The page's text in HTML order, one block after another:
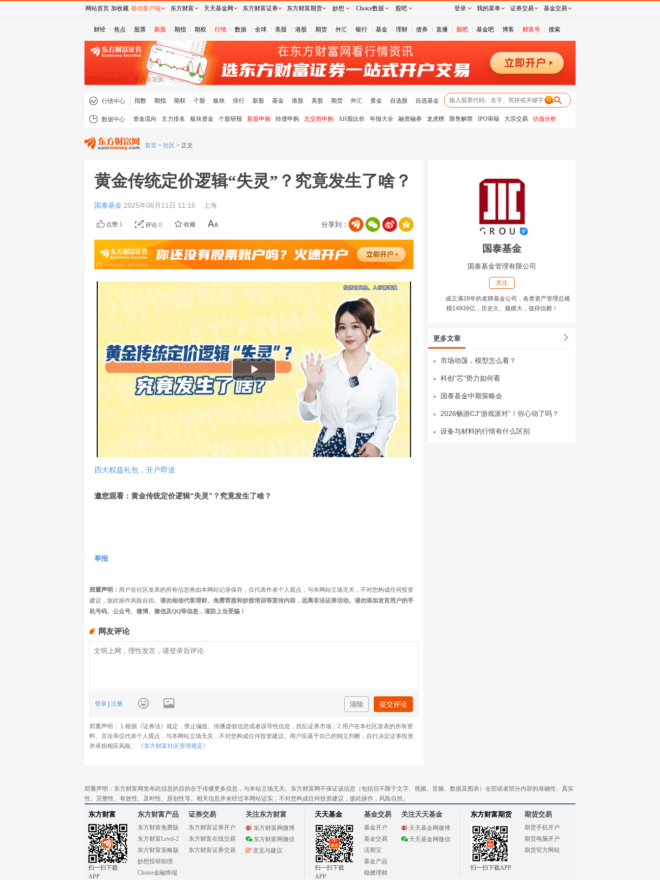
财经 焦点 股票 新股 期指 期权 行情 数据 全球 美股 港股 期货 外汇 银行 基金 理财 债券 直播 股吧 基金吧 博客 财富号 搜索
行情中心 指数 期指 期权 个股 板块 排行 新股 基金 港股 美股 期货 外汇 黄金 自选股 自选基金 0
数据中心 资金流向 主力排名 板块资金 个股研报 新股申购 转债申购 北交所申购 AH股比价 年报大全 融资融券 龙虎榜 限售解禁 IPO审核 大宗交易 估值分析
首页 > 社区 > 正文
黄金传统定价逻辑“失灵”？究竟发生了啥？
国泰基金 2025年06月11日 11:16 上海
分享到：
点赞 1 评论 0 收藏
播
视
频
四大权益礼包，开户即送
邀您观看：黄金传统定价逻辑“失灵”？究竟发生了啥？
举报
郑重声明： 用户在社区发表的所有信息将由本网站记录保存，仅代表作者个人观点，与本网站立场无关，不对您构成任何投资
建议，据此操作风险自担。 请勿相信代客理财、免费荐股和炒股培训等宣传内容，远离非法证券活动。请勿添加发言用户的手
机号码、公众号、微博、微信及QQ等信息，谨防上当受骗！
网友评论
登录 注册 清除 提交评论
郑重声明： 1.根据《证券法》规定，禁止编造、传播虚假信息或者误导性信息，扰乱证券市场；2.用户在本社区发表的所有资
料、言论等仅代表个人观点，与本网站立场无关，不对您构成任何投资建议。用户应基于自己的独立判断，自行决定证券投资
并承担相应风险。
《东方财富社区管理规定》
国泰基金
国泰基金管理有限公司
关注
成立满28年的老牌基金公司，各类资产管理总规
模14939亿，历史久、规模大，值得信赖！
更多文章
市场动荡，模型怎么看？
科创“芯”势力如何看
国泰基金中期策略会
2026畅游CJ“游戏派对”！你心动了吗？
设备与材料的行情有什么区别
郑重声明：东方财富网发布此信息的目的在于传播更多信息，与本站立场无关。东方财富网不保证该信息（包括但不限于文字、视频、音频、数据及图表）全部或者部分内容的准确性、真实
性、完整性、有效性、及时性、原创性等。相关信息并未经过本网站证实，不对您构成任何投资建议，据此操作，风险自担。
东方财富
扫一扫下载
APP
东方财富产品
东方财富免费版
东方财富Level-2
东方财富策略版
妙想投研助理
Choice金融终端
证券交易
东方财富证券开户
东方财富在线交易
东方财富证券交易
关注东方财富
东方财富网微博
东方财富网微信
意见与建议
天天基金
扫一扫下载
APP
基金交易
基金开户
基金交易
活期宝
基金产品
稳健理财
关注天天基金
天天基金网微博
天天基金网微信
东方财富期货
扫一扫下载APP
期货交易
期货手机开户
期货电脑开户
期货官方网站
网站首页 加收藏 移动客户端 东方财富 天天基金网 东方财富证券 东方财富期货 妙想 Choice数据 股吧 登录 我的菜单 证券交易 基金交易